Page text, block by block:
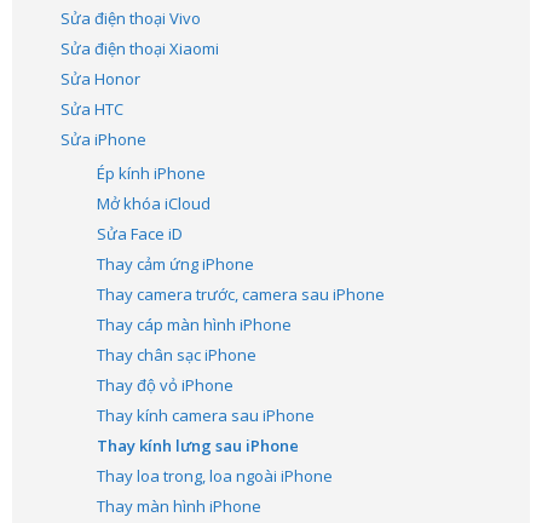
Sửa điện thoại Vivo
Sửa điện thoại Xiaomi
Sửa Honor
Sửa HTC
Sửa iPhone
Ép kính iPhone
Mở khóa iCloud
Sửa Face iD
Thay cảm ứng iPhone
Thay camera trước, camera sau iPhone
Thay cáp màn hình iPhone
Thay chân sạc iPhone
Thay độ vỏ iPhone
Thay kính camera sau iPhone
Thay kính lưng sau iPhone
Thay loa trong, loa ngoài iPhone
Thay màn hình iPhone